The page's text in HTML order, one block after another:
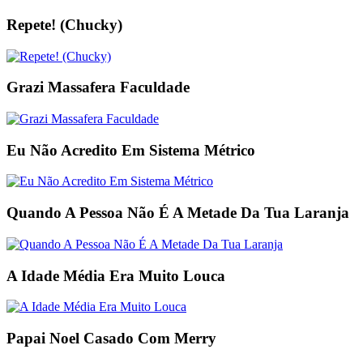
Repete! (Chucky)
Grazi Massafera Faculdade
Eu Não Acredito Em Sistema Métrico
Quando A Pessoa Não É A Metade Da Tua Laranja
A Idade Média Era Muito Louca
Papai Noel Casado Com Merry